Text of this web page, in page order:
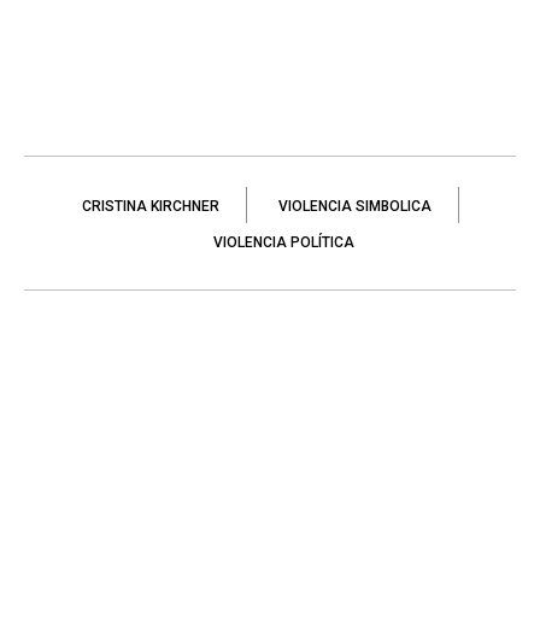
CRISTINA KIRCHNER VIOLENCIA SIMBOLICA
VIOLENCIA POLÍTICA